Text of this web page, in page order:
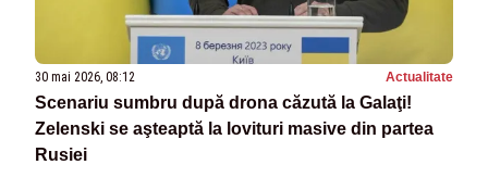
30 mai 2026, 08:12 Actualitate
Scenariu sumbru după drona căzută la Galaţi!
Zelenski se aşteaptă la lovituri masive din partea
Rusiei